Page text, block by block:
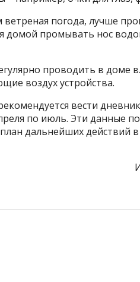
ветреная погода, лучше
домой промывать нос
проводить в доме
воздух устройства.
вести
по июль. Эти данные
дальнейших действий